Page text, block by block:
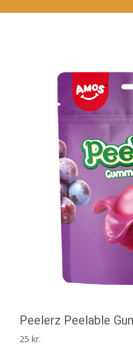
Peelerz Peelable
25 kr.